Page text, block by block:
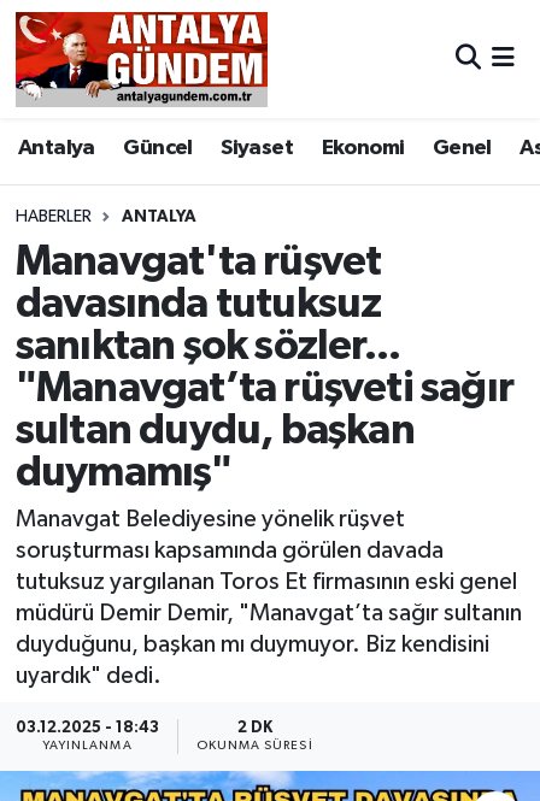
Antalya Güncel Siyaset Ekonomi Genel
HABERLER ANTALYA
Manavgat'ta rüşvet
davasında tutuksuz
sanıktan şok sözler...
"Manavgat’ta rüşveti sağır
sultan duydu, başkan
duymamış"
Manavgat Belediyesine yönelik rüşvet
soruşturması kapsamında görülen davada
tutuksuz yargılanan Toros Et firmasının eski genel
müdürü Demir Demir, "Manavgat’ta sağır sultanın
duyduğunu, başkan mı duymuyor. Biz kendisini
uyardık" dedi.
03.12.2025 - 18:43
YAYINLANMA
2 DK
OKUNMA SÜRESI
Antalya
Asayiş
Bilim & Teknoloji
Bölge
EĞİTİM
Ekonomi
Genel
Görüntülü Haber
Güncel
Kültür & Sanat
Resmi İlan
Antalya Nöbetçi Eczaneler
Antalya Hava Durumu
Antalya Namaz Vakitleri
Antalya Trafik Yoğunluk Haritası
Süper Lig Puan Durumu ve Fikstür
Tüm Manşetler
Son Dakika Haberleri
Haber Arşivi